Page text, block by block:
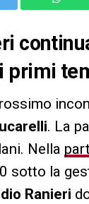
primi
. La
Nella
sotto la
Ranieri